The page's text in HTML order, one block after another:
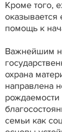
Кроме того,
оказывается
помощь к
Важнейшим
охрана
направлена
рождаемости
семьи как